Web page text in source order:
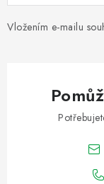
Vložením e-mailu